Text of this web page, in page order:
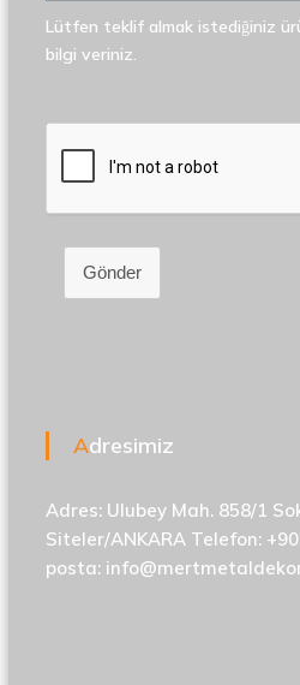
Lütfen teklif almak istediğiniz
bilgi veriniz.
Gönder
Adresimiz
Adres: Ulubey Mah. 858/1
Siteler/ANKARA Telefon:
posta: